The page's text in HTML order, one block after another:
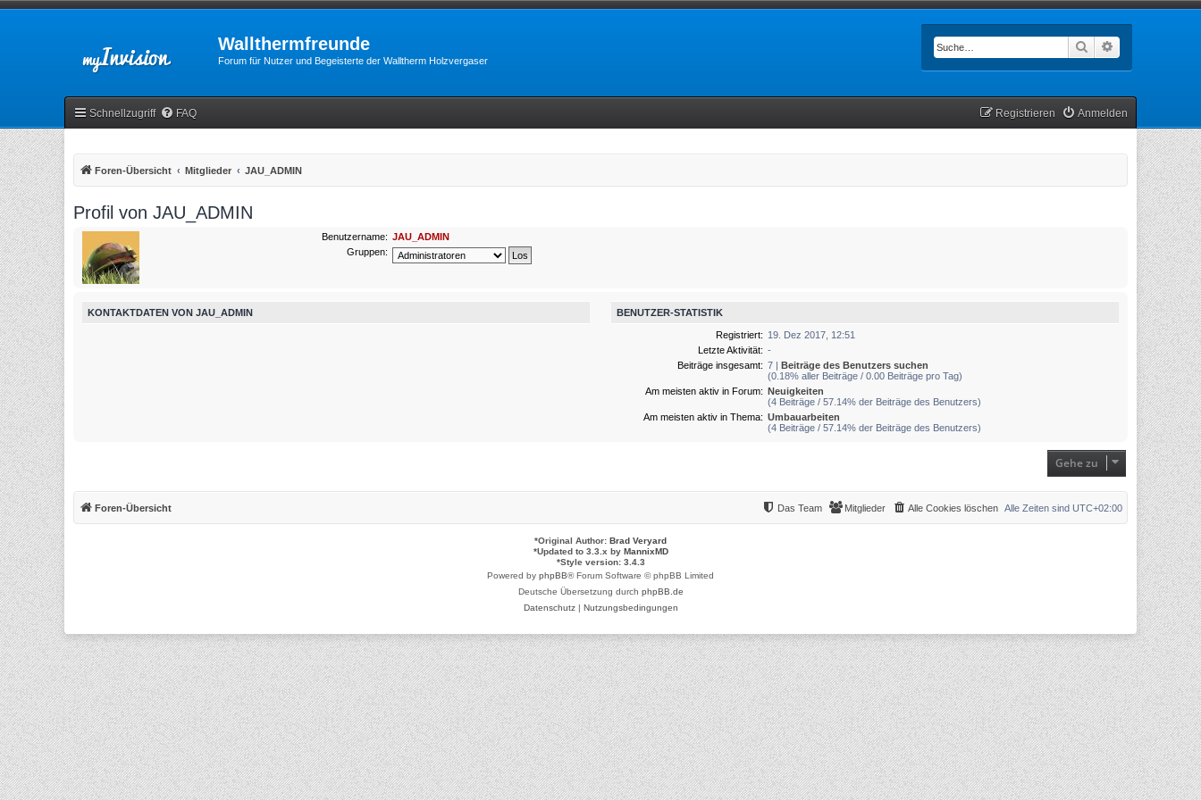
Wallthermfreunde
Forum für Nutzer und Begeisterte der Walltherm Holzvergaser
Suche
Schnellzugriff FAQ Anmelden
Registrieren
Foren-Übersicht Mitglieder JAU_ADMIN
Profil von JAU_ADMIN
Benutzername: JAU_ADMIN
Gruppen:
KONTAKTDATEN VON JAU_ADMIN BENUTZER-STATISTIK
Registriert: 19. Dez 2017, 12:51
Letzte Aktivität: -
Beiträge insgesamt: 7 |Beiträge des Benutzers suchen
(0.18% aller Beiträge / 0.00 Beiträge pro Tag)
Am meisten aktiv in Forum: Neuigkeiten
(4 Beiträge / 57.14% der Beiträge des Benutzers)
Am meisten aktiv in Thema: Umbauarbeiten
(4 Beiträge / 57.14% der Beiträge des Benutzers)
Gehe zu
Foren-Übersicht Alle Zeiten sind UTC+02:00
Alle Cookies löschen
Mitglieder
Das Team
*Original Author: Brad Veryard
*Updated to 3.3.x by MannixMD
*Style version: 3.4.3
Powered by phpBB® Forum Software © phpBB Limited
Deutsche Übersetzung durch phpBB.de
Datenschutz| Nutzungsbedingungen